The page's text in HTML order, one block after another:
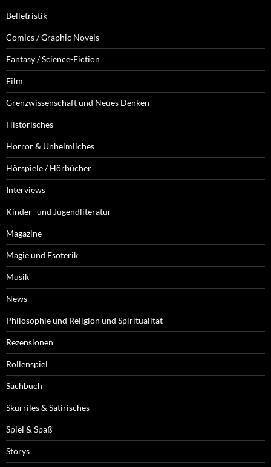
Belletristik
Comics / Graphic Novels
Fantasy / Science-Fiction
Film
Grenzwissenschaft und Neues Denken
Historisches
Horror & Unheimliches
Hörspiele / Hörbücher
Interviews
Kinder- und Jugendliteratur
Magazine
Magie und Esoterik
Musik
News
Philosophie und Religion und Spiritualität
Rezensionen
Rollenspiel
Sachbuch
Skurriles & Satirisches
Spiel & Spaß
Storys